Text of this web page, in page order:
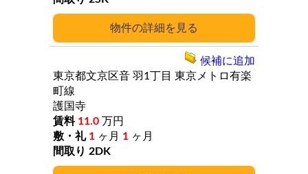
詳細
東京都文京区音 羽1丁目 東京メトロ有楽
町線
護国寺
11.0 万円
1 ヶ月 1 ヶ月
2DK
候補に追加